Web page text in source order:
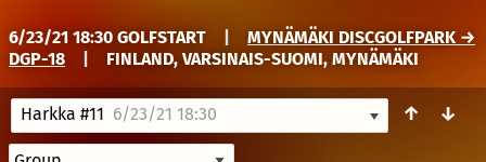
6/23/21 18:30 GOLFSTART
MYNÄMÄKI DISCGOLFPARK →
DGP-18
FINLAND, VARSINAIS-SUOMI, MYNÄMÄKI
Harkka #11 6/23/21 18:30 ↑ ↓